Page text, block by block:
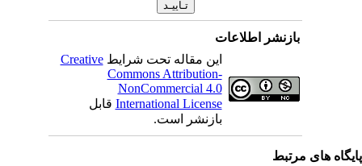
بازنشر اطلاعات
این مقاله تحت شرایطCreative
Commons Attribution-
NonCommercial 4.0
International Licenseقابل
بازنشر است.
های مرتبط